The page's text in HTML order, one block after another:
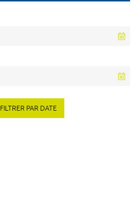
FILTRER PAR DATE